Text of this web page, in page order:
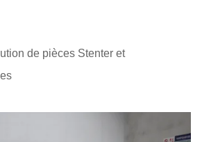
de pièces Stenter et